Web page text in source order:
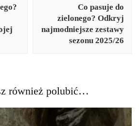
Co pasuje do
zielonego? Odkryj
najmodniejsze zestawy
sezonu 2025/26
również polubić…